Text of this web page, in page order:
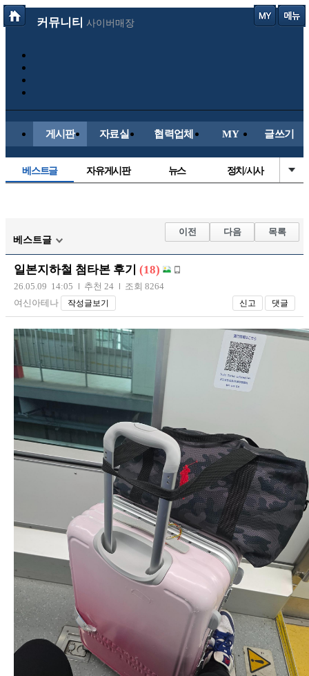
커뮤니티 사이버매장
게시판 자료실 협력업체 MY 글쓰기
베스트글 자유게시판 뉴스 정치/시사
해외축구
국내축구
베스트글
이전 다음 목록
일본지하철 첨타본 후기 (18)
26.05.09 14:05 추천 24
조회 8264
여신아테나
작성글보기 신고 댓글